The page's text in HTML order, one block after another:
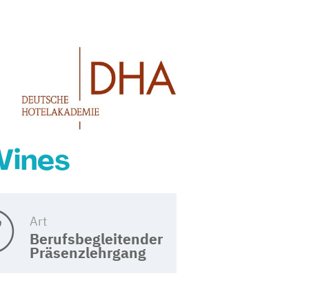
Art
Berufsbegleitender
Präsenzlehrgang